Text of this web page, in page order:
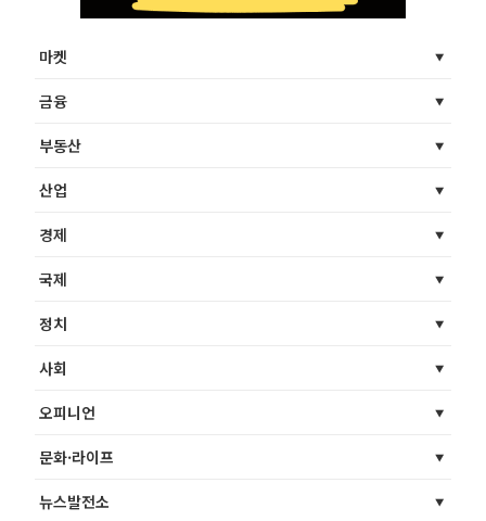
마켓
금융
부동산
산업
경제
국제
정치
사회
오피니언
문화·라이프
뉴스발전소